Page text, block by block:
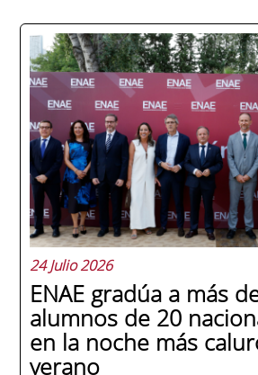
24 Julio 2026
ENAE gradúa a más
alumnos de 20
en la noche más
verano